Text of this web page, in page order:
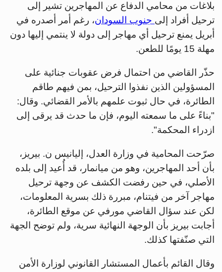
بلاغات من محامي الدفاع عن المهاجرين تشير إلى
ترحيل أفراد إلى جنوب السودان، رغم أمر أصدره في
أبريل يمنع ترحيل أي مهاجر إلى دولة لا ينتمي إليها دون
مهلة 15 يومًا للطعن.
حذّر القاضي من احتمال فرض عقوبات جنائية على
المسؤولين الذين نفذوا الترحيل، بمن فيهم طاقم
الطائرة، في حال ثبوت علمهم بالأمر القضائي. وقال:
"بناءً على ما سمعته اليوم، فإن ما حدث قد يرقى إلى
ازدراء المحكمة".
صرّحت المحامية في وزارة العدل، إليانيس ن. بيريز،
بأن أحد المهاجرين، وهو من ميانمار، قد أُعيد إلى بلده
الأصلي، في حين رفضت الكشف عن وجهة ترحيل
مهاجر آخر من فيتنام، مبررة ذلك بسرية المعلومات،
لكن عند سؤال القاضي مورفي عن موقع الطائرة،
أجابت بيريز بأن الوجهة النهائية سرية، ولم توضح الجهة
التي صنّفتها كذلك.
وقال القائم بأعمال المستشار القانوني لوزارة الأمن